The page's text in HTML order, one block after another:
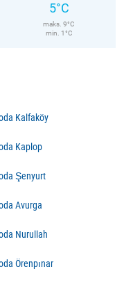
5°C
maks. 9°C
min. 1°C
Kalfaköy
Kaplop
Şenyurt
Avurga
Nurullah
Örenpınar